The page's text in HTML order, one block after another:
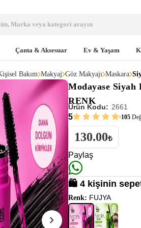
Çanta & Aksesuar Ev & Yaşam
Bakım Makyaj Göz Makyajı Maskara
chevron_right
Modayase Siyah
RENK
Ürün Kodu: 2661
5 105
130.00₺
Paylaş
🛍️ 4 kişinin
Renk: FUJYA